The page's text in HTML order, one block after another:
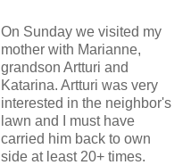
On Sunday we visited my
mother with Marianne,
grandson Artturi and
Katarina. Artturi was very
interested in the neighbor's
lawn and I must have
carried him back to own
side at least 20+ times.